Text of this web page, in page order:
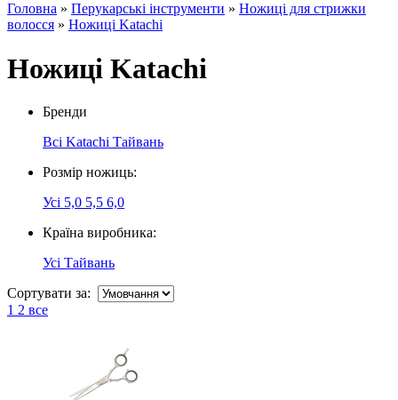
Головна » Перукарські інструменти » Ножиці для стрижки
волосся » Ножиці Katachi
Ножиці Katachi
Бренди
Всі Katachi Тайвань
Розмір ножиць:
Усі 5,0 5,5 6,0
Країна виробника:
Усі Тайвань
Сортувати за:
1 2 все